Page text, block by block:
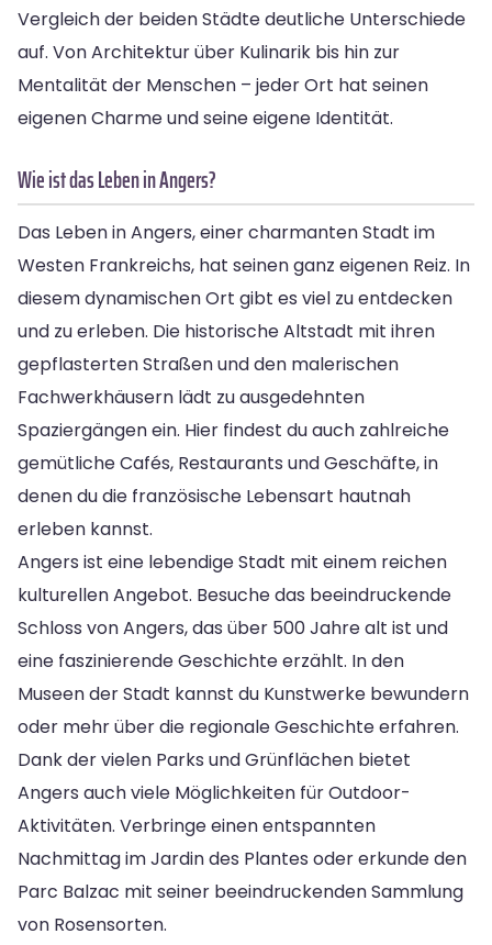
Vergleich der beiden Städte deutliche Unterschiede
auf. Von Architektur über Kulinarik bis hin zur
Mentalität der Menschen – jeder Ort hat seinen
eigenen Charme und seine eigene Identität.
Wie ist das Leben in Angers?
Das Leben in Angers, einer charmanten Stadt im
Westen Frankreichs, hat seinen ganz eigenen Reiz. In
diesem dynamischen Ort gibt es viel zu entdecken
und zu erleben. Die historische Altstadt mit ihren
gepflasterten Straßen und den malerischen
Fachwerkhäusern lädt zu ausgedehnten
Spaziergängen ein. Hier findest du auch zahlreiche
gemütliche Cafés, Restaurants und Geschäfte, in
denen du die französische Lebensart hautnah
erleben kannst.
Angers ist eine lebendige Stadt mit einem reichen
kulturellen Angebot. Besuche das beeindruckende
Schloss von Angers, das über 500 Jahre alt ist und
eine faszinierende Geschichte erzählt. In den
Museen der Stadt kannst du Kunstwerke bewundern
oder mehr über die regionale Geschichte erfahren.
Dank der vielen Parks und Grünflächen bietet
Angers auch viele Möglichkeiten für Outdoor-
Aktivitäten. Verbringe einen entspannten
Nachmittag im Jardin des Plantes oder erkunde den
Parc Balzac mit seiner beeindruckenden Sammlung
von Rosensorten.